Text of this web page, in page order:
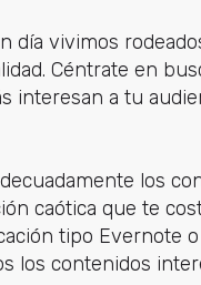
día vivimos
Céntrate en
interesan a tu
los
caótica que te
tipo Evernote
los contenidos